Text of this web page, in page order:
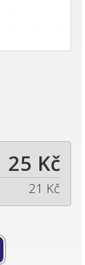
25 Kč
21 Kč